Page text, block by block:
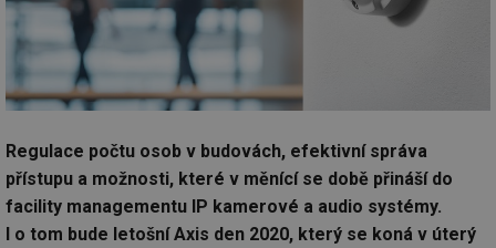
Regulace počtu osob v budovách, efektivní správa
přístupu a možnosti, které v měnící se době přináší do
facility managementu IP kamerové a audio systémy.
I o tom bude letošní Axis den 2020, který se koná v úterý